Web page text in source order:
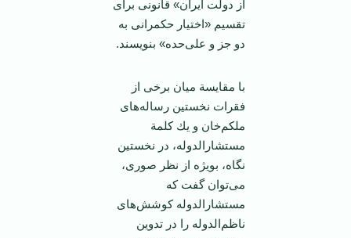
از دولت‌ ایران‌» قانونی‌ برای‌
تقسیم‌ «اختیار حكمرانی‌ به‌
دو جز و علی‌حده‌» بنویسند.
با مقایسة‌ میان‌ برخی‌ از
فقرات‌ نخستین‌ رساله‌های‌
ملكم‌خان‌ و یك‌ كلمة‌
مستشارالدوله‌، در نخستین‌
نگاه‌، بویژه‌ از نظر صوری‌،
می‌توان‌ گفت‌ كه
‌مستشارالدوله‌ كوشش‌های‌
ناظم‌الدوله‌ را در تدوین‌